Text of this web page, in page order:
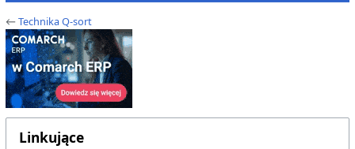
←Technika Q-sort
Linkujące